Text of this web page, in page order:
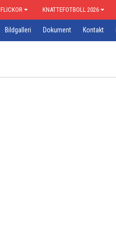
FLICKOR KNATTEFOTBOLL 2026
Bildgalleri Dokument Kontakt